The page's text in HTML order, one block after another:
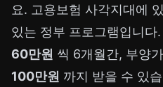
요. 고용보험 사각지대에
있는 정부 프로그램입니다
60만원 씩 6개월간, 부양
100만원 까지 받을 수 있